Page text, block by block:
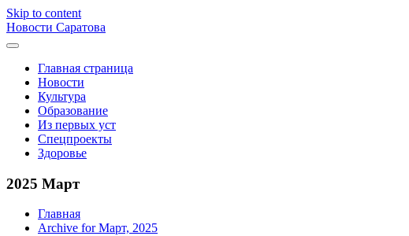
Skip to content
Новости Саратова
Главная страница
Новости
Культура
Образование
Из первых уст
Спецпроекты
Здоровье
2025 Март
Главная
Archive for Март, 2025